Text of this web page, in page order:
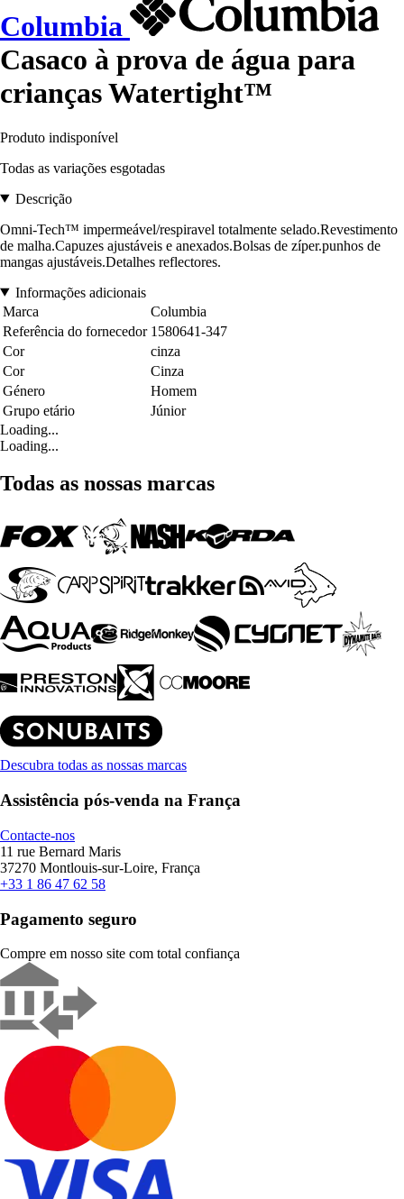
Columbia
Casaco à prova de água para
crianças Watertight™
Produto indisponível
Todas as variações esgotadas
Descrição
Omni-Tech™ impermeável/respiravel totalmente selado.Revestimento
de malha.Capuzes ajustáveis e anexados.Bolsas de zíper.punhos de
mangas ajustáveis.Detalhes reflectores.
Informações adicionais
Marca
Columbia
Referência do fornecedor 1580641-347
Cor
cinza
Cor
Cinza
Género
Homem
Grupo etário
Júnior
Loading...
Loading...
Todas as nossas marcas
Descubra todas as nossas marcas
Assistência pós-venda na França
Contacte-nos
11 rue Bernard Maris
37270 Montlouis-sur-Loire, França
+33 1 86 47 62 58
Pagamento seguro
Compre em nosso site com total confiança